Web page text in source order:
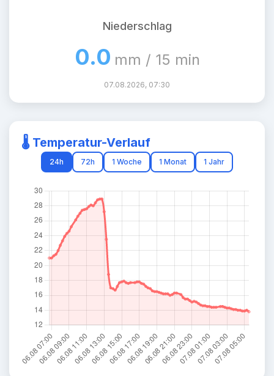
Niederschlag
0.0 mm / 15 min
07.08.2026, 07:30
🌡️ Temperatur-Verlauf
24h 72h 1 Woche 1 Monat 1 Jahr